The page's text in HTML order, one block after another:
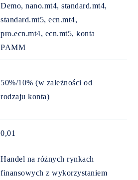
Demo, nano.mt4, standard.mt4,
standard.mt5, ecn.mt4,
pro.ecn.mt4, ecn.mt5, konta
PAMM
50%/10% (w zależności od
rodzaju konta)
0,01
Handel na różnych rynkach
finansowych z wykorzystaniem